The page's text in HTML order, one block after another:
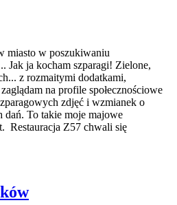
miasto w poszukiwaniu
Jak ja kocham szparagi! Zielone,
z rozmaitymi dodatkami,
na profile społecznościowe
zdjęć i wzmianek o
dań. To takie moje majowe
Restauracja Z57 chwali się